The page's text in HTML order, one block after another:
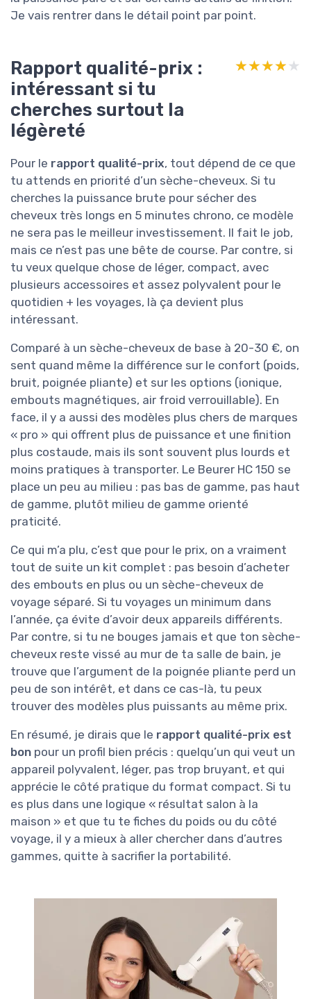
Je vais rentrer dans le détail point par point.
Rapport qualité-prix :
intéressant si tu
cherches surtout la
légèreté
★★★★★
★★★★★
Pour le rapport qualité-prix, tout dépend de ce que
tu attends en priorité d’un sèche-cheveux. Si tu
cherches la puissance brute pour sécher des
cheveux très longs en 5 minutes chrono, ce modèle
ne sera pas le meilleur investissement. Il fait le job,
mais ce n’est pas une bête de course. Par contre, si
tu veux quelque chose de léger, compact, avec
plusieurs accessoires et assez polyvalent pour le
quotidien + les voyages, là ça devient plus
intéressant.
Comparé à un sèche-cheveux de base à 20-30 €, on
sent quand même la différence sur le confort (poids,
bruit, poignée pliante) et sur les options (ionique,
embouts magnétiques, air froid verrouillable). En
face, il y a aussi des modèles plus chers de marques
« pro » qui offrent plus de puissance et une finition
plus costaude, mais ils sont souvent plus lourds et
moins pratiques à transporter. Le Beurer HC 150 se
place un peu au milieu : pas bas de gamme, pas haut
de gamme, plutôt milieu de gamme orienté
praticité.
Ce qui m’a plu, c’est que pour le prix, on a vraiment
tout de suite un kit complet : pas besoin d’acheter
des embouts en plus ou un sèche-cheveux de
voyage séparé. Si tu voyages un minimum dans
l’année, ça évite d’avoir deux appareils différents.
Par contre, si tu ne bouges jamais et que ton sèche-
cheveux reste vissé au mur de ta salle de bain, je
trouve que l’argument de la poignée pliante perd un
peu de son intérêt, et dans ce cas-là, tu peux
trouver des modèles plus puissants au même prix.
En résumé, je dirais que le rapport qualité-prix est
bon pour un profil bien précis : quelqu’un qui veut un
appareil polyvalent, léger, pas trop bruyant, et qui
apprécie le côté pratique du format compact. Si tu
es plus dans une logique « résultat salon à la
maison » et que tu te fiches du poids ou du côté
voyage, il y a mieux à aller chercher dans d’autres
gammes, quitte à sacrifier la portabilité.